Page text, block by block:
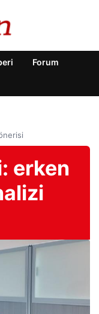
Forum
erken